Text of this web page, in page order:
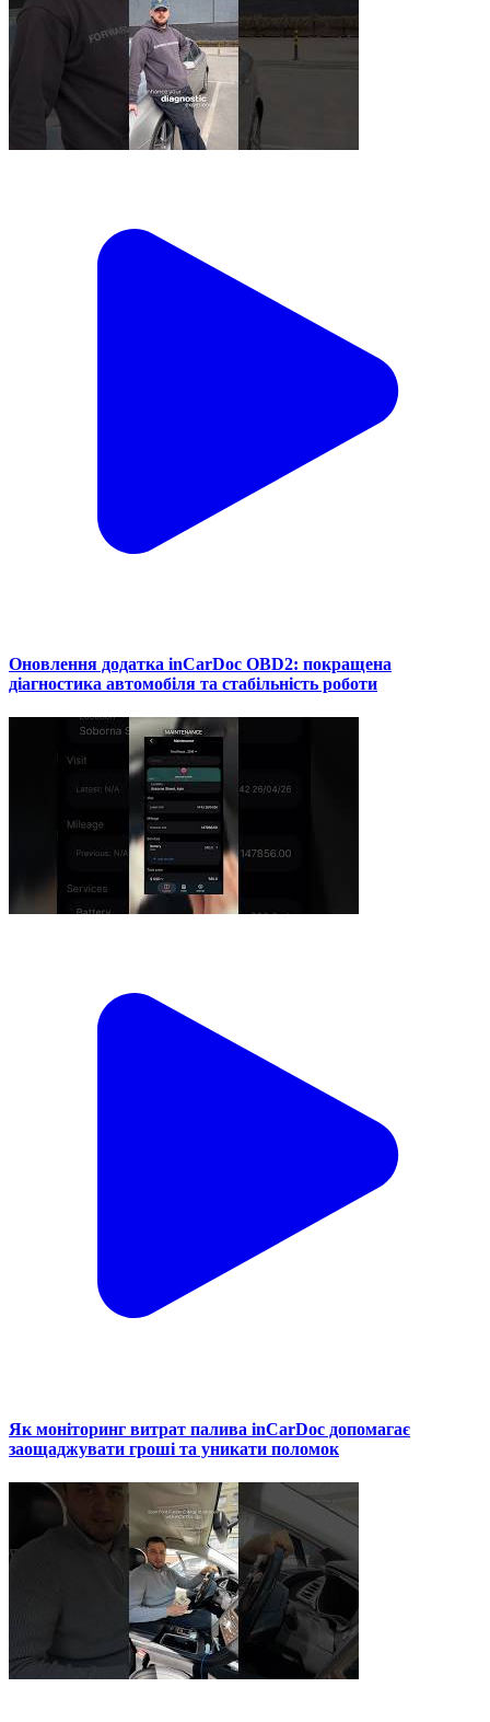
Оновлення додатка inCarDoc OBD2: покращена
діагностика автомобіля та стабільність роботи
Як моніторинг витрат палива inCarDoc допомагає
заощаджувати гроші та уникати поломок